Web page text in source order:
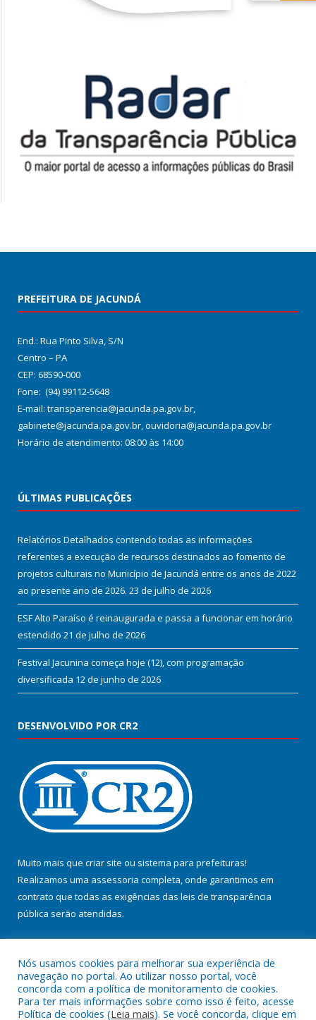
PREFEITURA DE JACUNDÁ
End.: Rua Pinto Silva, S/N
Centro – PA
CEP: 68590-000
Fone: (94) 99112-5648
E-mail: transparencia@jacunda.pa.gov.br,
gabinete@jacunda.pa.gov.br, ouvidoria@jacunda.pa.gov.br
Horário de atendimento: 08:00 às 14:00
ÚLTIMAS PUBLICAÇÕES
Relatórios Detalhados contendo todas as informações
referentes a execução de recursos destinados ao fomento de
projetos culturais no Município de Jacundá entre os anos de 2022
ao presente ano de 2026. 23 de julho de 2026
ESF Alto Paraíso é reinaugurada e passa a funcionar em horário
estendido 21 de julho de 2026
Festival Jacunina começa hoje (12), com programação
diversificada 12 de junho de 2026
DESENVOLVIDO POR CR2
Muito mais que criar site ou sistema para prefeituras!
Realizamos uma assessoria completa, onde garantimos em
contrato que todas as exigências das leis de transparência
pública serão atendidas.
Nós usamos cookies para melhorar sua experiência de
navegação no portal. Ao utilizar nosso portal, você
concorda com a política de monitoramento de cookies.
Para ter mais informações sobre como isso é feito, acesse
Política de cookies (Leia mais). Se você concorda, clique em